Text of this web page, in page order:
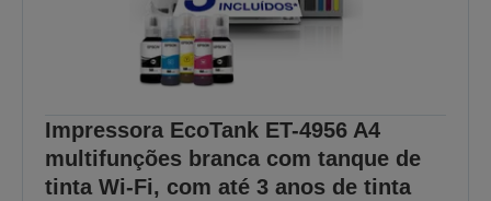
Impressora EcoTank ET-4956 A4
multifunções branca com tanque de
tinta Wi-Fi, com até 3 anos de tinta